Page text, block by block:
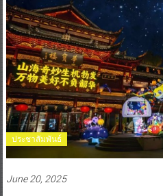
ประชาสัมพันธ์
June 20, 2025